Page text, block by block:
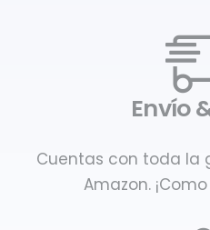
Envío
Cuentas con toda la
Amazon.